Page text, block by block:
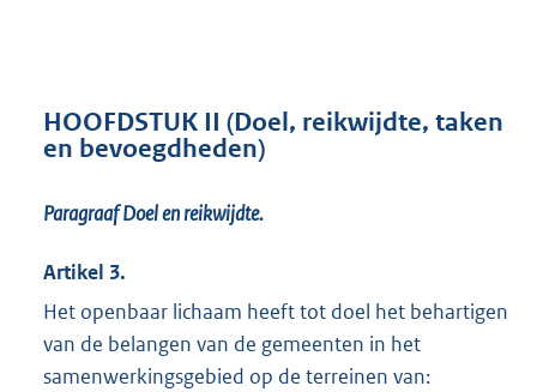
HOOFDSTUK II (Doel, reikwijdte, taken
en bevoegdheden)
Paragraaf Doel en reikwijdte.
Artikel 3.
Het openbaar lichaam heeft tot doel het behartigen
van de belangen van de gemeenten in het
samenwerkingsgebied op de terreinen van: